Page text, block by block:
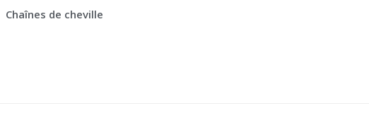
Chaînes de cheville